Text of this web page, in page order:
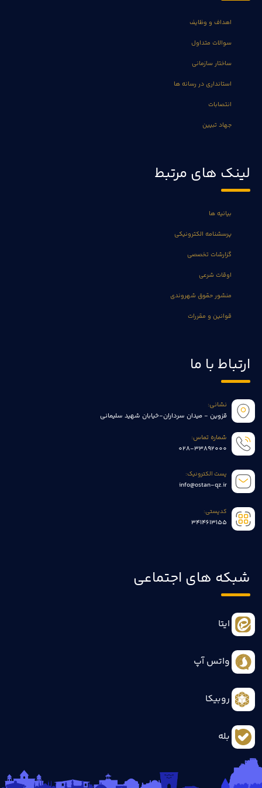
اهداف و وظایف
سوالات متداول
ساختار سازمانی
استانداری در رسانه ها
انتصابات
جهاد تبیین
لینک های مرتبط
بیانیه ها
پرسشنامه الکترونیکی
گزارشات تخصصی
اوقات شرعی
منشور حقوق شهروندی
قوانین و مقررات
ارتباط با ما
نشانی:
قزوین - میدان سرداران-خیابان شهید سلیمانی
شماره تماس:
028-33892000
پست الکترونیک:
info@ostan-qz.ir
کدپستی:
3414613155
شبکه های اجتماعی
ایتا
واتس آپ
روبیکا
بله